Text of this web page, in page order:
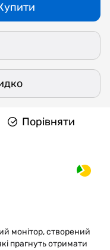
Порівняти
монітор, створений
прагнуть отримати